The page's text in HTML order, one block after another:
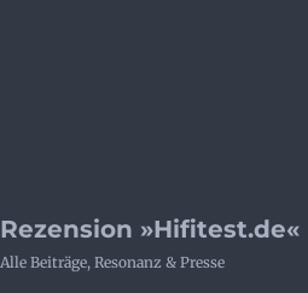
Rezension »Hifitest.de«
Alle Beiträge, Resonanz & Presse